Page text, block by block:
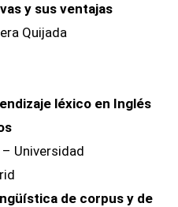
y sus ventajas
Quijada
léxico en Inglés
Universidad
de corpus y de